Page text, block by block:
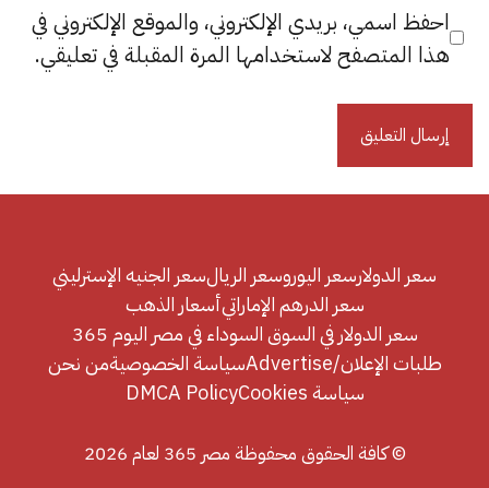
احفظ اسمي، بريدي الإلكتروني، والموقع الإلكتروني في
هذا المتصفح لاستخدامها المرة المقبلة في تعليقي.
سعر الدولارسعر اليوروسعر الريالسعر الجنيه الإسترليني
سعر الدرهم الإماراتيأسعار الذهب
سعر الدولار في السوق السوداء في مصر اليوم 365
طلبات الإعلان/Advertise
سياسة الخصوصيةمن نحن
سياسة Cookies
DMCA Policy
© كافة الحقوق محفوظة مصر 365 لعام 2026